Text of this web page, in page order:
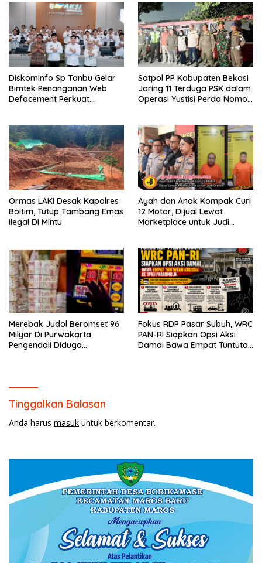
Diskominfo Sp Tanbu Gelar
Bimtek Penanganan Web
Defacement Perkuat
Satpol PP Kabupaten Bekasi
Jaring 11 Terduga PSK dalam
Operasi Yustisi Perda Nomor
Ormas LAKI Desak Kapolres
Boltim, Tutup Tambang Emas
Ilegal Di Mintu
Ayah dan Anak Kompak Curi
12 Motor, Dijual Lewat
Marketplace untuk Judi
Merebak Judol Beromset 96
Milyar Di Purwakarta
Pengendali Diduga
Fokus RDP Pasar Subuh, WRC
PAN-RI Siapkan Opsi Aksi
Damai Bawa Empat Tuntutan
Tinggalkan Balasan
Anda harus masuk untuk berkomentar.